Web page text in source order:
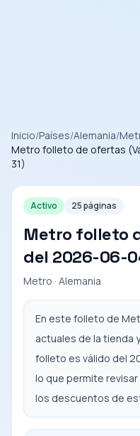
Inicio/Países/Alemania/
Metro folleto de ofertas
31)
Activo 25 páginas
Metro folleto
del 2026-06-
Metro · Alemania
En este folleto de
actuales de la tienda
folleto es válido del
lo que permite
los descuentos de